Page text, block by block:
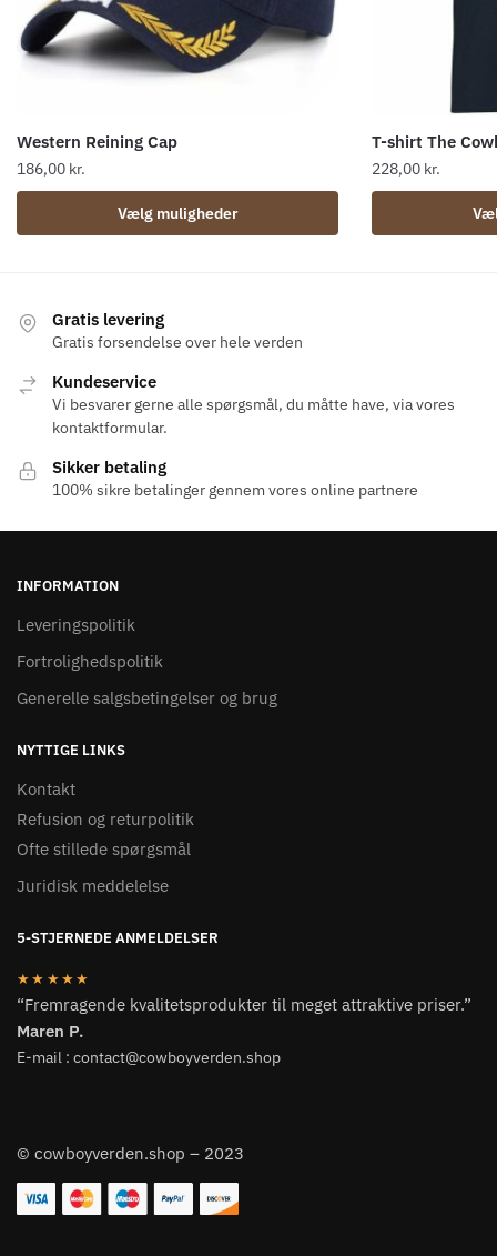
Western Reining Cap
186,00 kr.
Vælg muligheder
vare
varianter.
Mulighederne
vælges
T-shirt The
228,00 kr.
vare
Gratis levering
Gratis forsendelse over hele verden
Kundeservice
Vi besvarer gerne alle spørgsmål, du måtte have, via vores
kontaktformular.
Sikker betaling
100% sikre betalinger gennem vores online partnere
INFORMATION
Leveringspolitik
Fortrolighedspolitik
Generelle salgsbetingelser og brug
NYTTIGE LINKS
Kontakt
Refusion og returpolitik
Ofte stillede spørgsmål
Juridisk meddelelse
5-STJERNEDE ANMELDELSER
★★★★★
“Fremragende kvalitetsprodukter til meget attraktive priser.”
Maren P.
E-mail : contact@cowboyverden.shop
© cowboyverden.shop – 2023